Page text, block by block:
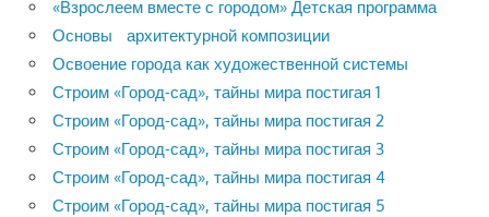
«Взрослеем вместе с городом» Детская программа
Основы архитектурной композиции
Освоение города как художественной системы
Строим «Город-сад», тайны мира постигая 1
Строим «Город-сад», тайны мира постигая 2
Строим «Город-сад», тайны мира постигая 3
Строим «Город-сад», тайны мира постигая 4
Строим «Город-сад», тайны мира постигая 5